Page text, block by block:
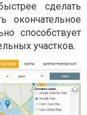
сделать
окончательное
способствует
участков.